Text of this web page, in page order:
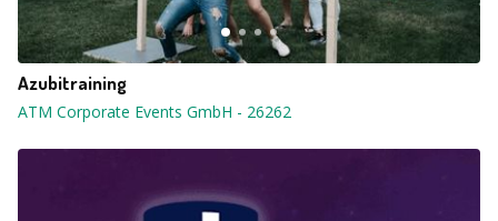
Azubitraining
ATM Corporate Events GmbH - 26262